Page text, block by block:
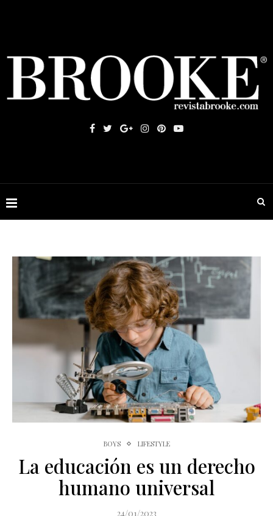
BOYS LIFESTYLE
La educación es un derecho
humano universal
24/01/2023